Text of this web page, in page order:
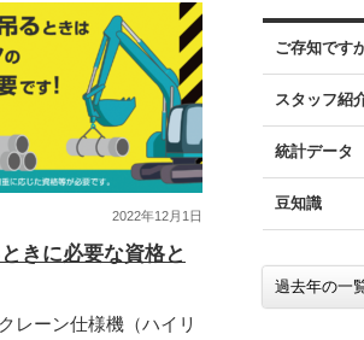
2022年12月1日
きに必要な資格と
レーン仕様機（ハイリ
ご存知です
スタッフ紹
統計データ
豆知識